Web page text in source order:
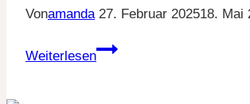
Vonamanda 27. Februar 202518. Mai
Weiterlesen
Einfaches